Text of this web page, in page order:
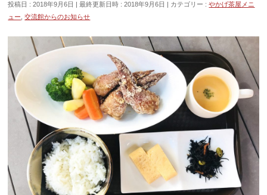
投稿日 : 2018年9月6日 最終更新日時 : 2018年9月6日 カテゴリー :やかげ茶屋メニ
ュー ,交流館からのお知らせ